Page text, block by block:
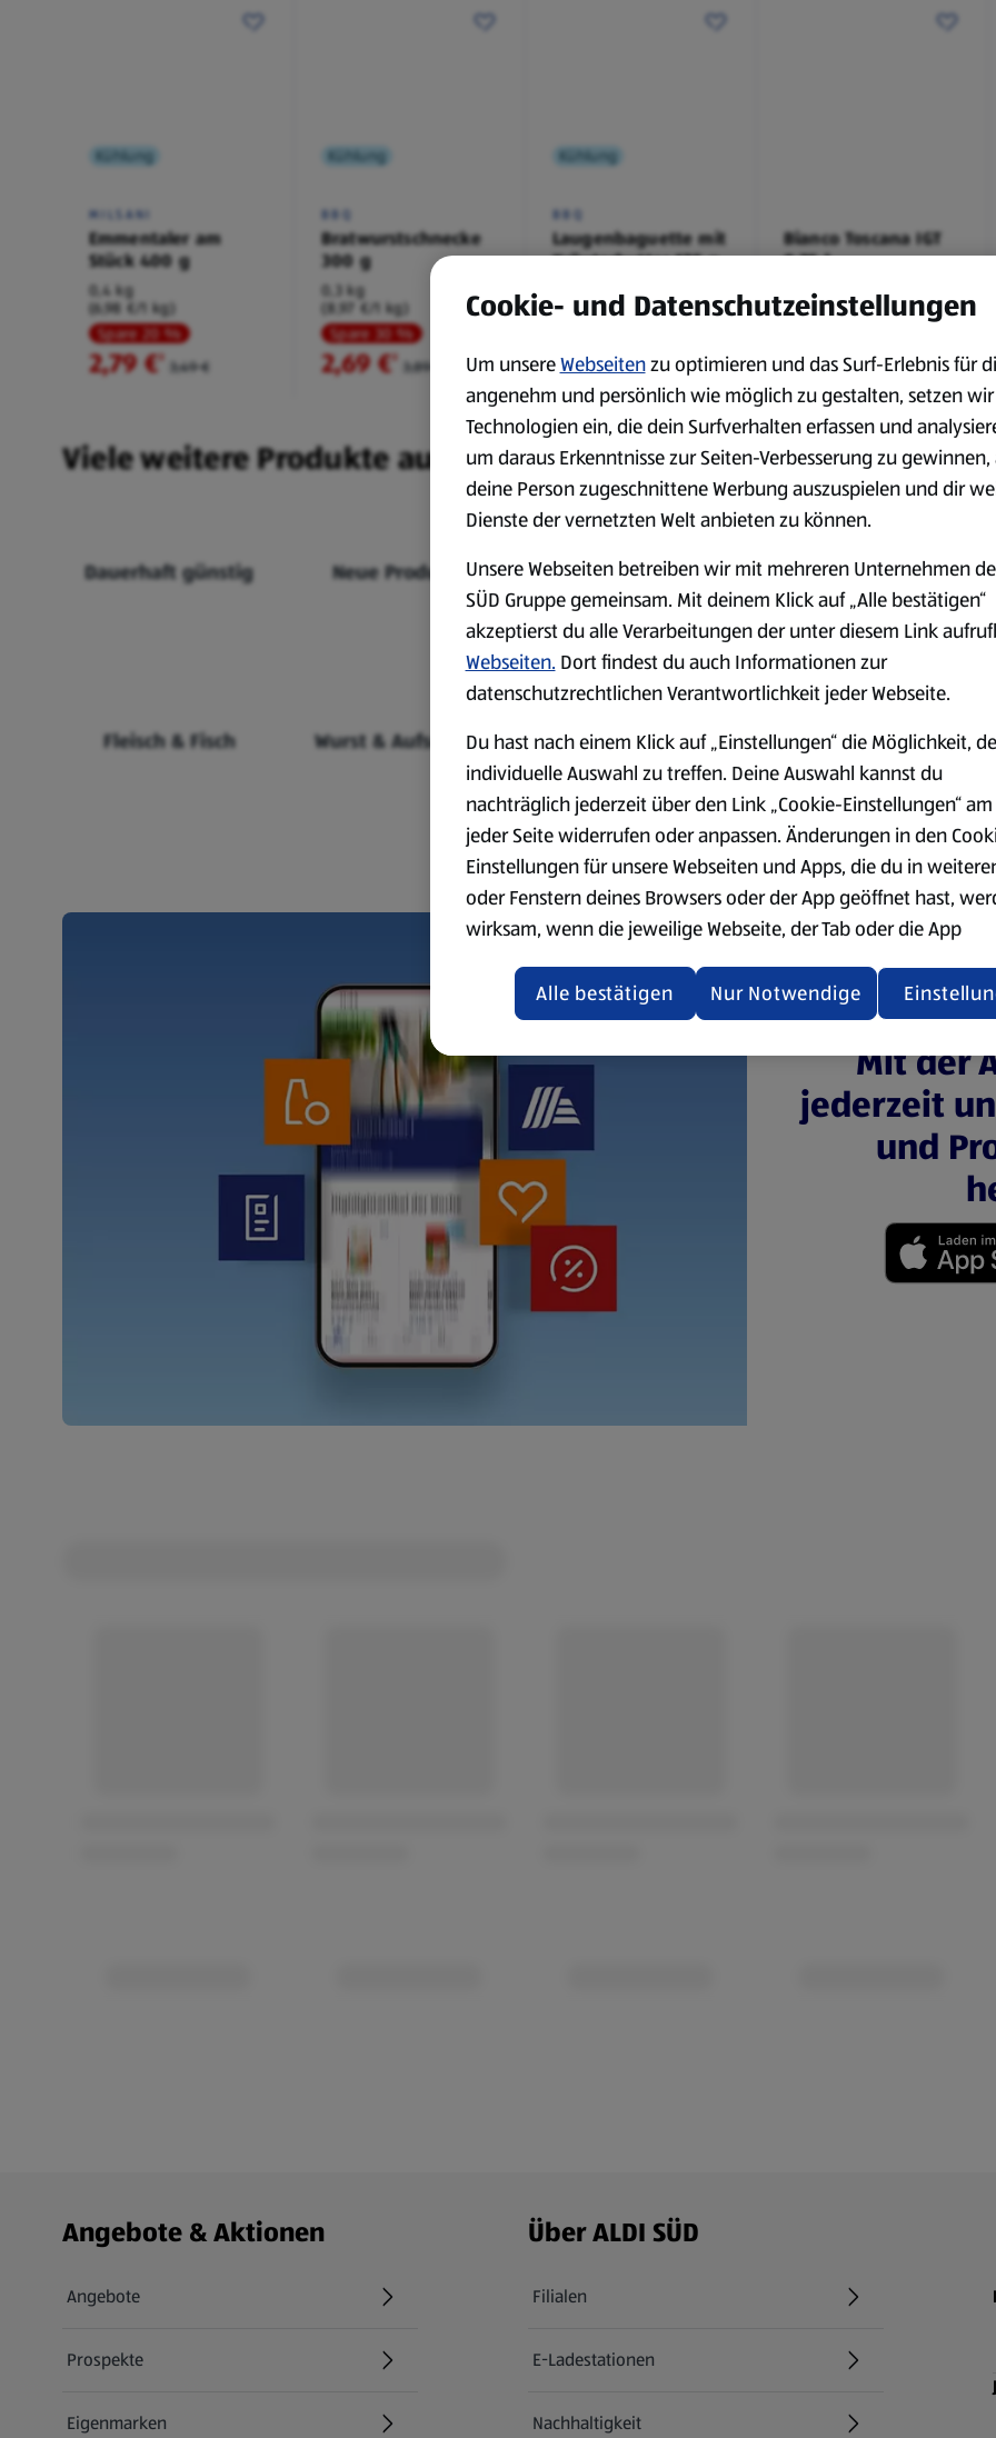
Kühlung
MILSANI
Emmentaler am
Stück 400 g
0,4 kg
(6,98 €/1 kg)
Spare 20 %
2,79 €² 3,49 €
Kühlung
BBQ
Bratwurstschnecke
300 g
0,3 kg
(8,97 €/1 kg)
Spare 30 %
2,69 €² 3,89 €
Kühlung
BBQ
Laugenbaguette mit
Kräuterbutter 175 g
(4,51 €/1 kg)
0,79 €² 1,29 €
Bianco Toscana IGT
0,75 l
0,75 l
(3,72 €/1 l)
2,79 €² 3,49 €
Viele weitere Produkte aus unserem Sortiment.
Dauerhaft günstig Neue Produkte Markenprodukte Bio-Produkte
Fleisch & Fisch Wurst & Aufschnitt Käse
Milchprodukte &
Eier
Mit der
jederzeit
und
Fußzeilenmenü - weitere Links
Angebote & Aktionen
Angebote
Prospekte
Eigenmarken
Über ALDI SÜD
Filialen
E-Ladestationen
Nachhaltigkeit
Cookie- und Datenschutzeinstellungen
Um unsereWebseitenzu optimieren und das Surf-Erlebnis für
angenehm und persönlich wie möglich zu gestalten, setzen wir
Technologien ein, die dein Surfverhalten erfassen und
um daraus Erkenntnisse zur Seiten-Verbesserung zu gewinnen,
deine Person zugeschnittene Werbung auszuspielen und dir
Dienste der vernetzten Welt anbieten zu können.
Unsere Webseiten betreiben wir mit mehreren Unternehmen
SÜD Gruppe gemeinsam. Mit deinem Klick auf „Alle bestätigen“
akzeptierst du alle Verarbeitungen der unter diesem Link
Webseiten. Dort findest du auch Informationen zur
datenschutzrechtlichen Verantwortlichkeit jeder Webseite.
Du hast nach einem Klick auf „Einstellungen“ die Möglichkeit,
individuelle Auswahl zu treffen. Deine Auswahl kannst du
nachträglich jederzeit über den Link „Cookie-Einstellungen“
jeder Seite widerrufen oder anpassen. Änderungen in den
Einstellungen für unsere Webseiten und Apps, die du in
oder Fenstern deines Browsers oder der App geöffnet hast,
wirksam, wenn die jeweilige Webseite, der Tab oder die App
aktualisiert oder geschlossen und anschließend wieder geöffnet
Datenschutzerklärung zur Verfügung.
Übersicht der Webseitenbetreiber und Datenschutzerklärungen
Nur Notwendige
Alle bestätigen